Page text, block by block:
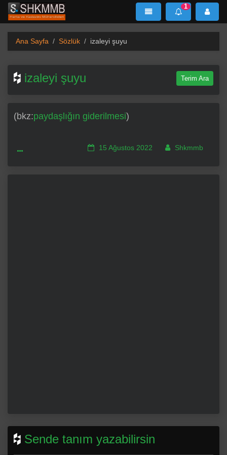
SHKMMB MenÜ Mesaj
1
Ana Sayfa Sözlük izaleyi şuyu
izaleyi şuyu Terim Ara
(bkz:paydaşlığın giderilmesi)
15 Ağustos 2022 Shkmmb
Sende tanım yazabilirsin